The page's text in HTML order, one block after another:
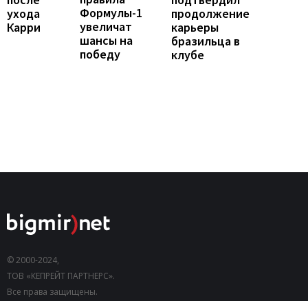
ухода
Карри
Формулы-1
увеличат
шансы на
победу
продолжение
карьеры
бразильца в
клубе
© 2000-2024,
ТОВ «КЕПРЕЙТ ПАРТНЕРС».
Все права защищены.